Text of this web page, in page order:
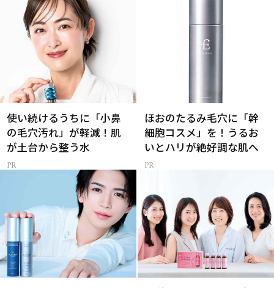
使い続けるうちに「小鼻
の毛穴汚れ」が軽減！肌
が土台から整う水
ほおのたるみ毛穴に「幹
細胞コスメ」を！うるお
いとハリが絶好調な肌へ